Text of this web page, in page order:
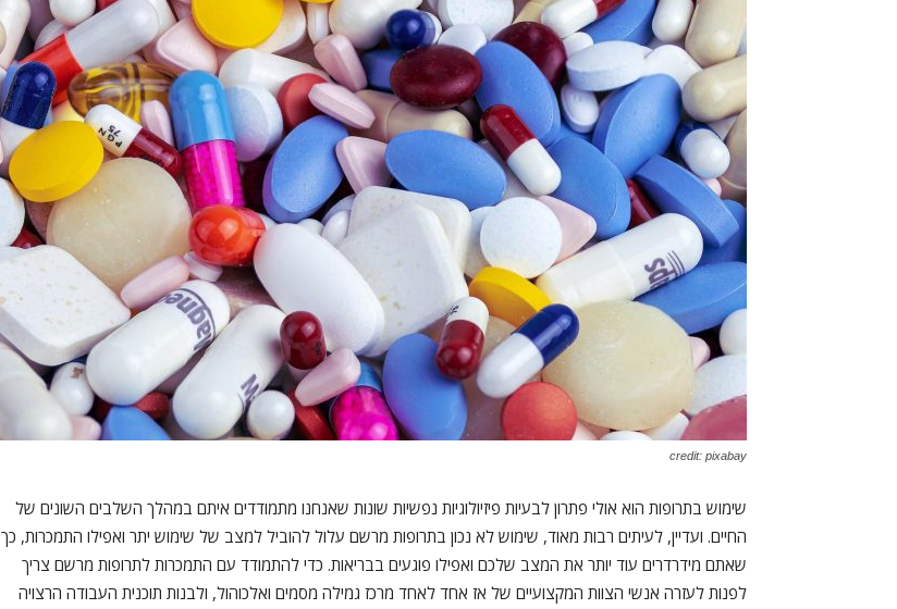
credit: pixabay
‏שימוש בתרופות הוא אולי פתרון לבעיות פיזיולוגיות ‏נפשיות שונות שאנחנו מתמודדים איתם במהלך השלבים השונים של
החיים. ועדיין, לעיתים רבות מאוד, שימוש לא נכון בתרופות מרשם עלול להוביל למצב של שימוש יתר ואפילו התמכרות, כך
שאתם מידרדרים עוד יותר את המצב שלכם ואפילו פוגעים בבריאות. כדי להתמודד עם התמכרות לתרופות מרשם צריך
לפנות לעזרה אנשי הצוות המקצועיים של ‏אז אחד לאחד ‏מרכז גמילה מסמים ואלכוהול, ולבנות תוכנית העבודה הרצויה